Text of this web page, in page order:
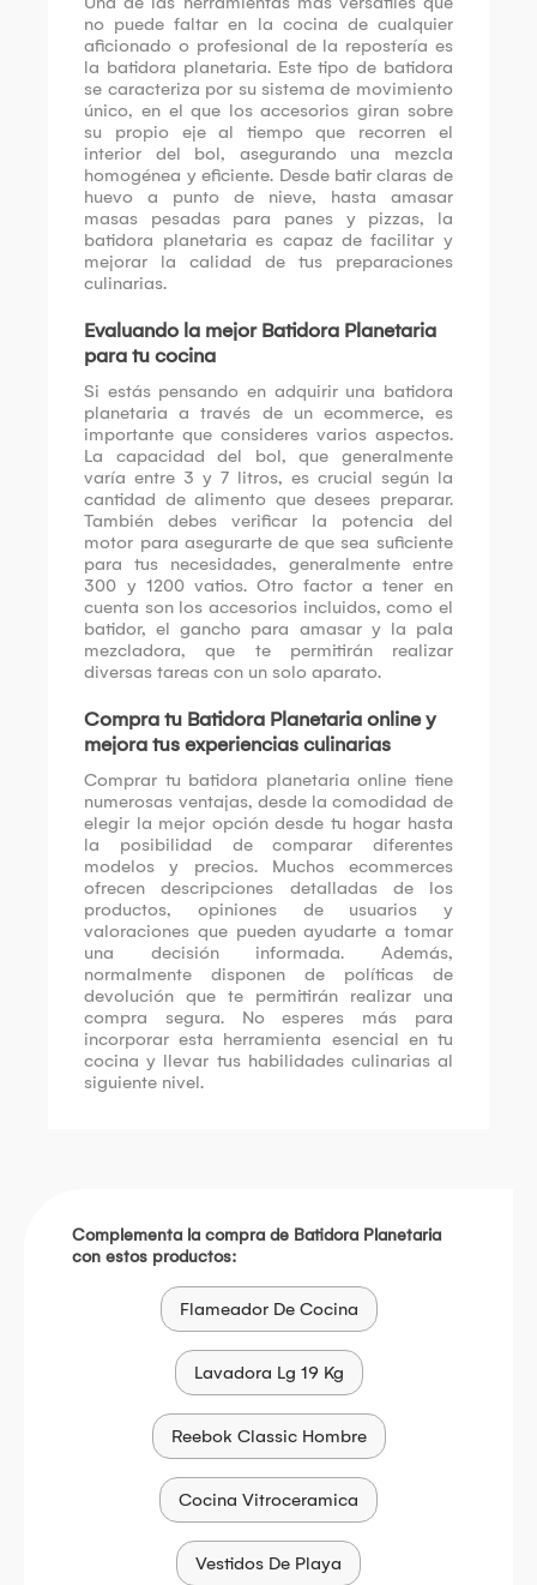
no puede faltar en la cocina de cualquier
aficionado o profesional de la repostería es
la batidora planetaria. Este tipo de batidora
se caracteriza por su sistema de movimiento
único, en el que los accesorios giran sobre
su propio eje al tiempo que recorren el
interior del bol, asegurando una mezcla
homogénea y eficiente. Desde batir claras de
huevo a punto de nieve, hasta amasar
masas pesadas para panes y pizzas, la
batidora planetaria es capaz de facilitar y
mejorar la calidad de tus preparaciones
culinarias.
Evaluando la mejor Batidora Planetaria
para tu cocina
Si estás pensando en adquirir una batidora
planetaria a través de un ecommerce, es
importante que consideres varios aspectos.
La capacidad del bol, que generalmente
varía entre 3 y 7 litros, es crucial según la
cantidad de alimento que desees preparar.
También debes verificar la potencia del
motor para asegurarte de que sea suficiente
para tus necesidades, generalmente entre
300 y 1200 vatios. Otro factor a tener en
cuenta son los accesorios incluidos, como el
batidor, el gancho para amasar y la pala
mezcladora, que te permitirán realizar
diversas tareas con un solo aparato.
Compra tu Batidora Planetaria online y
mejora tus experiencias culinarias
Comprar tu batidora planetaria online tiene
numerosas ventajas, desde la comodidad de
elegir la mejor opción desde tu hogar hasta
la posibilidad de comparar diferentes
modelos y precios. Muchos ecommerces
ofrecen descripciones detalladas de los
productos, opiniones de usuarios y
valoraciones que pueden ayudarte a tomar
una decisión informada. Además,
normalmente disponen de políticas de
devolución que te permitirán realizar una
compra segura. No esperes más para
incorporar esta herramienta esencial en tu
cocina y llevar tus habilidades culinarias al
siguiente nivel.
Complementa la compra de Batidora Planetaria
con estos productos:
Flameador De Cocina
Lavadora Lg 19 Kg
Reebok Classic Hombre
Cocina Vitroceramica
Vestidos De Playa